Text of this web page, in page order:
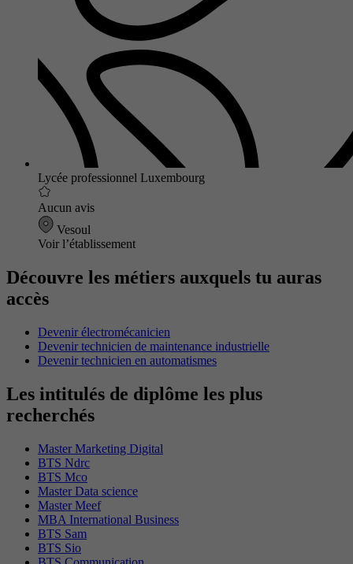
Lycée professionnel Luxembourg
Aucun avis
Vesoul
Voir l’établissement
Découvre les métiers auxquels tu auras
accès
Devenir électromécanicien
Devenir technicien de maintenance industrielle
Devenir technicien en automatismes
Les intitulés de diplôme les plus
recherchés
Master Marketing Digital
BTS Ndrc
BTS Mco
Master Data science
Master Meef
MBA International Business
BTS Sam
BTS Sio